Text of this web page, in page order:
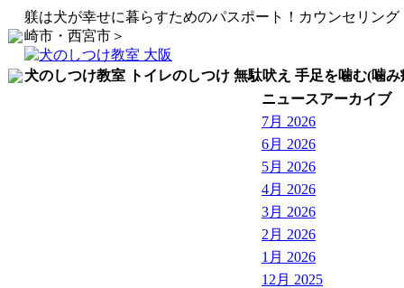
躾は犬が幸せに暮らすためのパスポート！カウンセリン
崎市・西宮市＞
犬のしつけ教室 トイレのしつけ 無駄吠え 手足を噛む(噛
ニュースアーカイブ
7月 2026
6月 2026
5月 2026
4月 2026
3月 2026
2月 2026
1月 2026
12月 2025